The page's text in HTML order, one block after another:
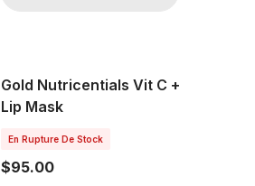
Gold Nutricentials Vit C +
Lip Mask
En Rupture De Stock
$95.00